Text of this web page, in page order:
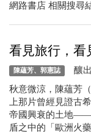
網路書店 相關搜尋
看見旅行，
陳蘊芳、郭憲誌 釀出
秋意微涼，陳蘊芳
上那片曾經見證古
帝國興衰的土地——
盾之中的「歐洲火